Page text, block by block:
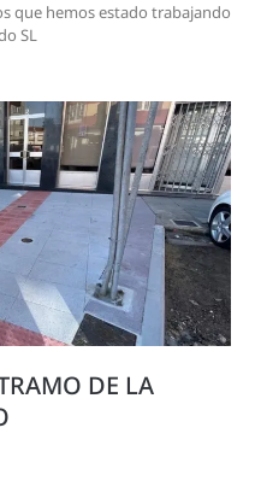
que hemos estado trabajando
SL
DE LA